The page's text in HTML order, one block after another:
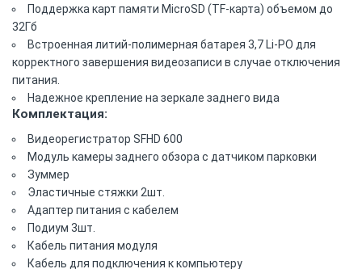
Поддержка карт памяти MicroSD (TF-карта) объемом до
32Гб
Встроенная литий-полимерная батарея 3,7 Li-PO для
корректного завершения видеозаписи в случае отключения
питания.
Надежное крепление на зеркале заднего вида
Комплектация:
Видеорегистратор SFHD 600
Модуль камеры заднего обзора с датчиком парковки
Зуммер
Эластичные стяжки 2шт.
Адаптер питания с кабелем
Подиум 3шт.
Кабель питания модуля
Кабель для подключения к компьютеру